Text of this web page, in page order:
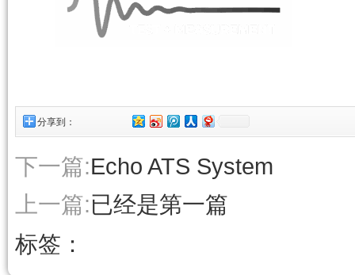
分享到：
下一篇:Echo ATS System
上一篇:已经是第一篇
标签：